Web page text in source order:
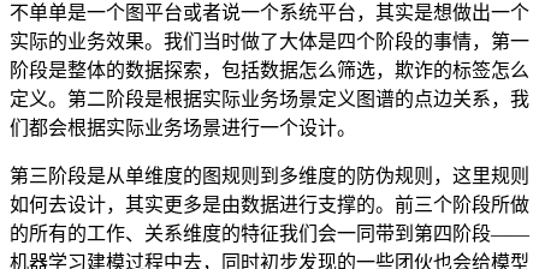
不单单是一个图平台或者说一个系统平台，其实是想做出一个
实际的业务效果。我们当时做了大体是四个阶段的事情，第一
阶段是整体的数据探索，包括数据怎么筛选，欺诈的标签怎么
定义。第二阶段是根据实际业务场景定义图谱的点边关系，我
们都会根据实际业务场景进行一个设计。
第三阶段是从单维度的图规则到多维度的防伪规则，这里规则
如何去设计，其实更多是由数据进行支撑的。前三个阶段所做
的所有的工作、关系维度的特征我们会一同带到第四阶段——
机器学习建模过程中去，同时初步发现的一些团伙也会给模型